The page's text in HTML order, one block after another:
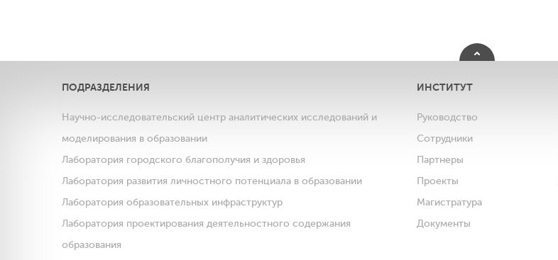
ПОДРАЗДЕЛЕНИЯ
Научно-исследовательский центр аналитических исследований и
моделирования в образовании
Лаборатория городского благополучия и здоровья
Лаборатория развития личностного потенциала в образовании
Лаборатория образовательных инфраструктур
Лаборатория проектирования деятельностного содержания
образования
ИНСТИТУТ
Руководство
Сотрудники
Партнеры
Проекты
Магистратура
Документы